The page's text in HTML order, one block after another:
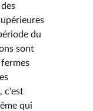
du
sont
c'est
qui